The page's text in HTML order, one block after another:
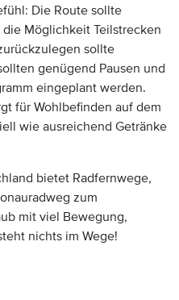
Die Route sollte
Möglichkeit Teilstrecken
sollte
genügend Pausen und
eingeplant werden.
für Wohlbefinden auf dem
wie ausreichend Getränke
bietet Radfernwege,
zum
mit viel Bewegung,
nichts im Wege!